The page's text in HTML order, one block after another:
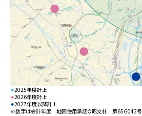
⚫︎2025年度計上
⚫︎2026年度計上
⚫︎2027年度以降計上
※数字は会計年度 地図使用承認©昭文社 第65G042号